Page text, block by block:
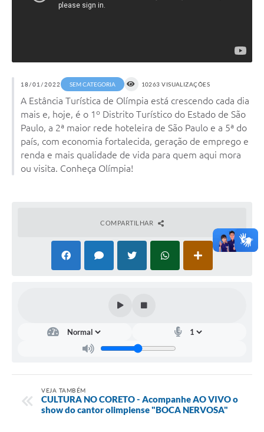
18/01/2022 SEM CATEGORIA 10263 VISUALIZAÇÕES
A Estância Turística de Olímpia está crescendo cada dia
mais e, hoje, é o 1º Distrito Turístico do Estado de São
Paulo, a 2ª maior rede hoteleira de São Paulo e a 5ª do
país, com economia fortalecida, geração de emprego e
renda e mais qualidade de vida para quem aqui mora
ou visita. Conheça Olímpia!
COMPARTILHAR
VEJA TAMBÉM
CULTURA NO CORETO - Acompanhe AO VIVO o
show do cantor olimpiense "BOCA NERVOSA"